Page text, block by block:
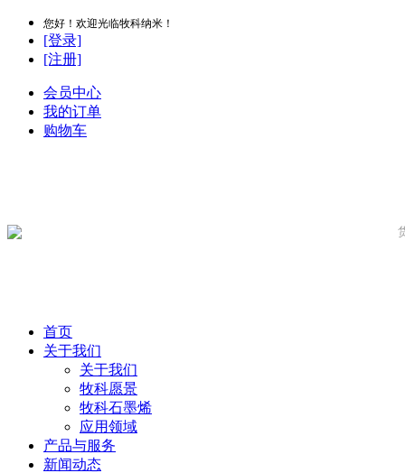
您好！欢迎光临牧科纳米！
[登录]
[注册]
会员中心
我的订单
购物车
首页
关于我们
关于我们
牧科愿景
牧科石墨烯
应用领域
产品与服务
新闻动态